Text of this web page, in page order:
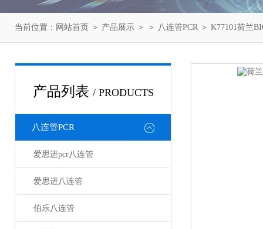
当前位置： 网站首页 ＞ 产品展示 ＞ ＞ 八连管PCR ＞ K77101荷兰
产品列表 / PRODUCTS
八连管PCR
爱思进pcr八连管
爱思进八连管
伯乐八连管